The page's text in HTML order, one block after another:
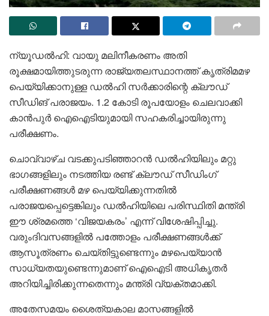
ന്യൂഡൽഹി: വായു മലിനീകരണം അതി
രൂക്ഷമായിത്തുടരുന്ന രാജ്യതലസ്ഥാനത്ത് കൃത്രിമമഴ
പെയ്യിക്കാനുള്ള ഡൽഹി സർക്കാരിന്റെ ക്ലൗഡ്
സീഡിങ് പരാജയം. 1.2 കോടി രൂപയോളം ചെലവാക്കി
കാൻപുർ ഐഐടിയുമായി സഹകരിച്ചായിരുന്നു
പരീക്ഷണം.
ചൊവ്വാഴ്ച വടക്കുപടിഞ്ഞാറൻ ഡൽഹിയിലും മറ്റു
ഭാഗങ്ങളിലും നടത്തിയ രണ്ട് ക്ലൗഡ് സീഡിംഗ്
പരീക്ഷണങ്ങൾ മഴ പെയ്യിക്കുന്നതിൽ
പരാജയപ്പെട്ടെങ്കിലും ഡൽഹിയിലെ പരിസ്ഥിതി മന്ത്രി
ഈ ശ്രമത്തെ ‘വിജയകരം’ എന്ന് വിശേഷിപ്പിച്ചു.
വരുംദിവസങ്ങളിൽ പത്തോളം പരീക്ഷണങ്ങൾക്ക്
ആസൂത്രണം ചെയ്തിട്ടുണ്ടെന്നും മഴപെയ്യാൻ
സാധ്യതയുണ്ടെന്നുമാണ് ഐഐടി അധികൃതർ
അറിയിച്ചിരിക്കുന്നതെന്നും മന്ത്രി വ്യക്തമാക്കി.
അതേസമയം ശൈത്യകാല മാസങ്ങളിൽ